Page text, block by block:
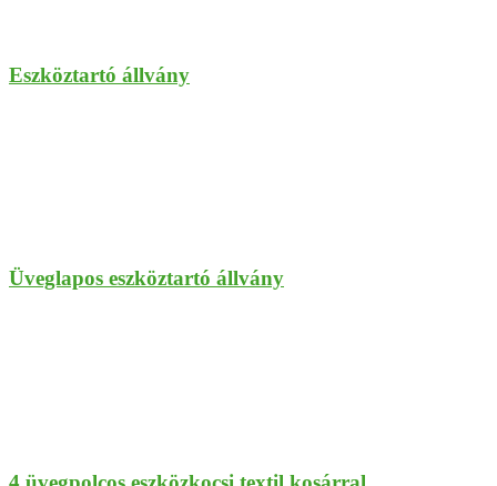
Eszköztartó állvány
Üveglapos eszköztartó állvány